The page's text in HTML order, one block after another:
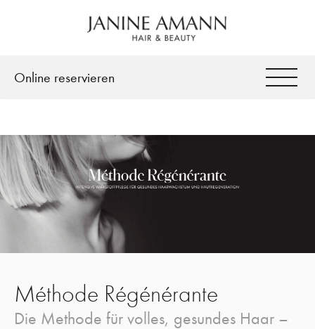
Online reservieren
Facebook
Méthode Régénérante
Die Methode für volles, gesundes Haar –